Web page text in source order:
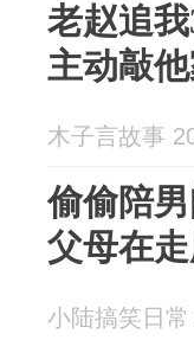
老赵追
主动敲他
木子言故事
偷偷陪
父母在
小陆搞笑日